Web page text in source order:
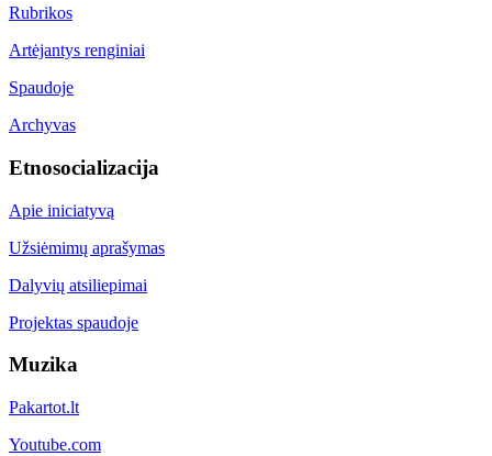
Rubrikos
Artėjantys renginiai
Spaudoje
Archyvas
Etnosocializacija
Apie iniciatyvą
Užsiėmimų aprašymas
Dalyvių atsiliepimai
Projektas spaudoje
Muzika
Pakartot.lt
Youtube.com